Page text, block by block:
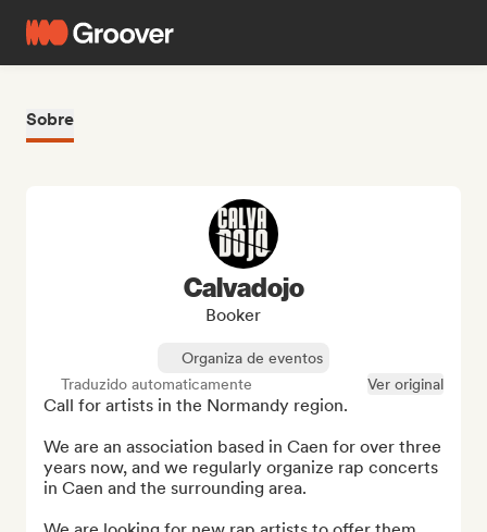
Sobre
Calvadojo
Booker
Organiza de eventos
Traduzido automaticamente
Ver original
Call for artists in the Normandy region.
We are an association based in Caen for over three
years now, and we regularly organize rap concerts
in Caen and the surrounding area.